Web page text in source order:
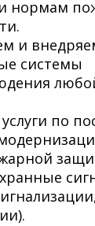
нормам
и
системы
по